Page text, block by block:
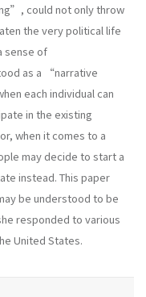
could not only throw
the very political life
sense of
as a “narrative
each individual can
in the existing
when it comes to a
may decide to start a
instead. This paper
be understood to be
responded to various
United States.